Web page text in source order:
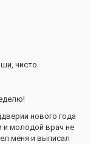
чисто
нового года
и молодой врач не
меня и выписал